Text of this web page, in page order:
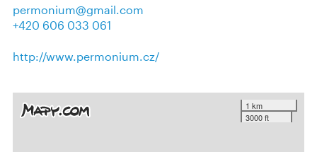
permonium@gmail.com
+420 606 033 061
http://www.permonium.cz/
1 km
3000 ft